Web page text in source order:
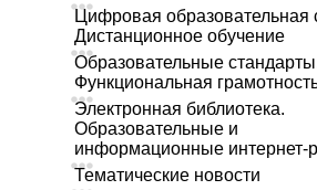
Цифровая образовательная
Дистанционное обучение
Образовательные
Функциональная
Электронная библиотека.
Образовательные и
информационные интернет-
Тематические новости